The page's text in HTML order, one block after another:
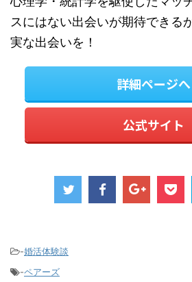
スにはない出会いが期待できる
実な出会いを！
詳細ページへ
公式サイト
-婚活体験談
-ペアーズ